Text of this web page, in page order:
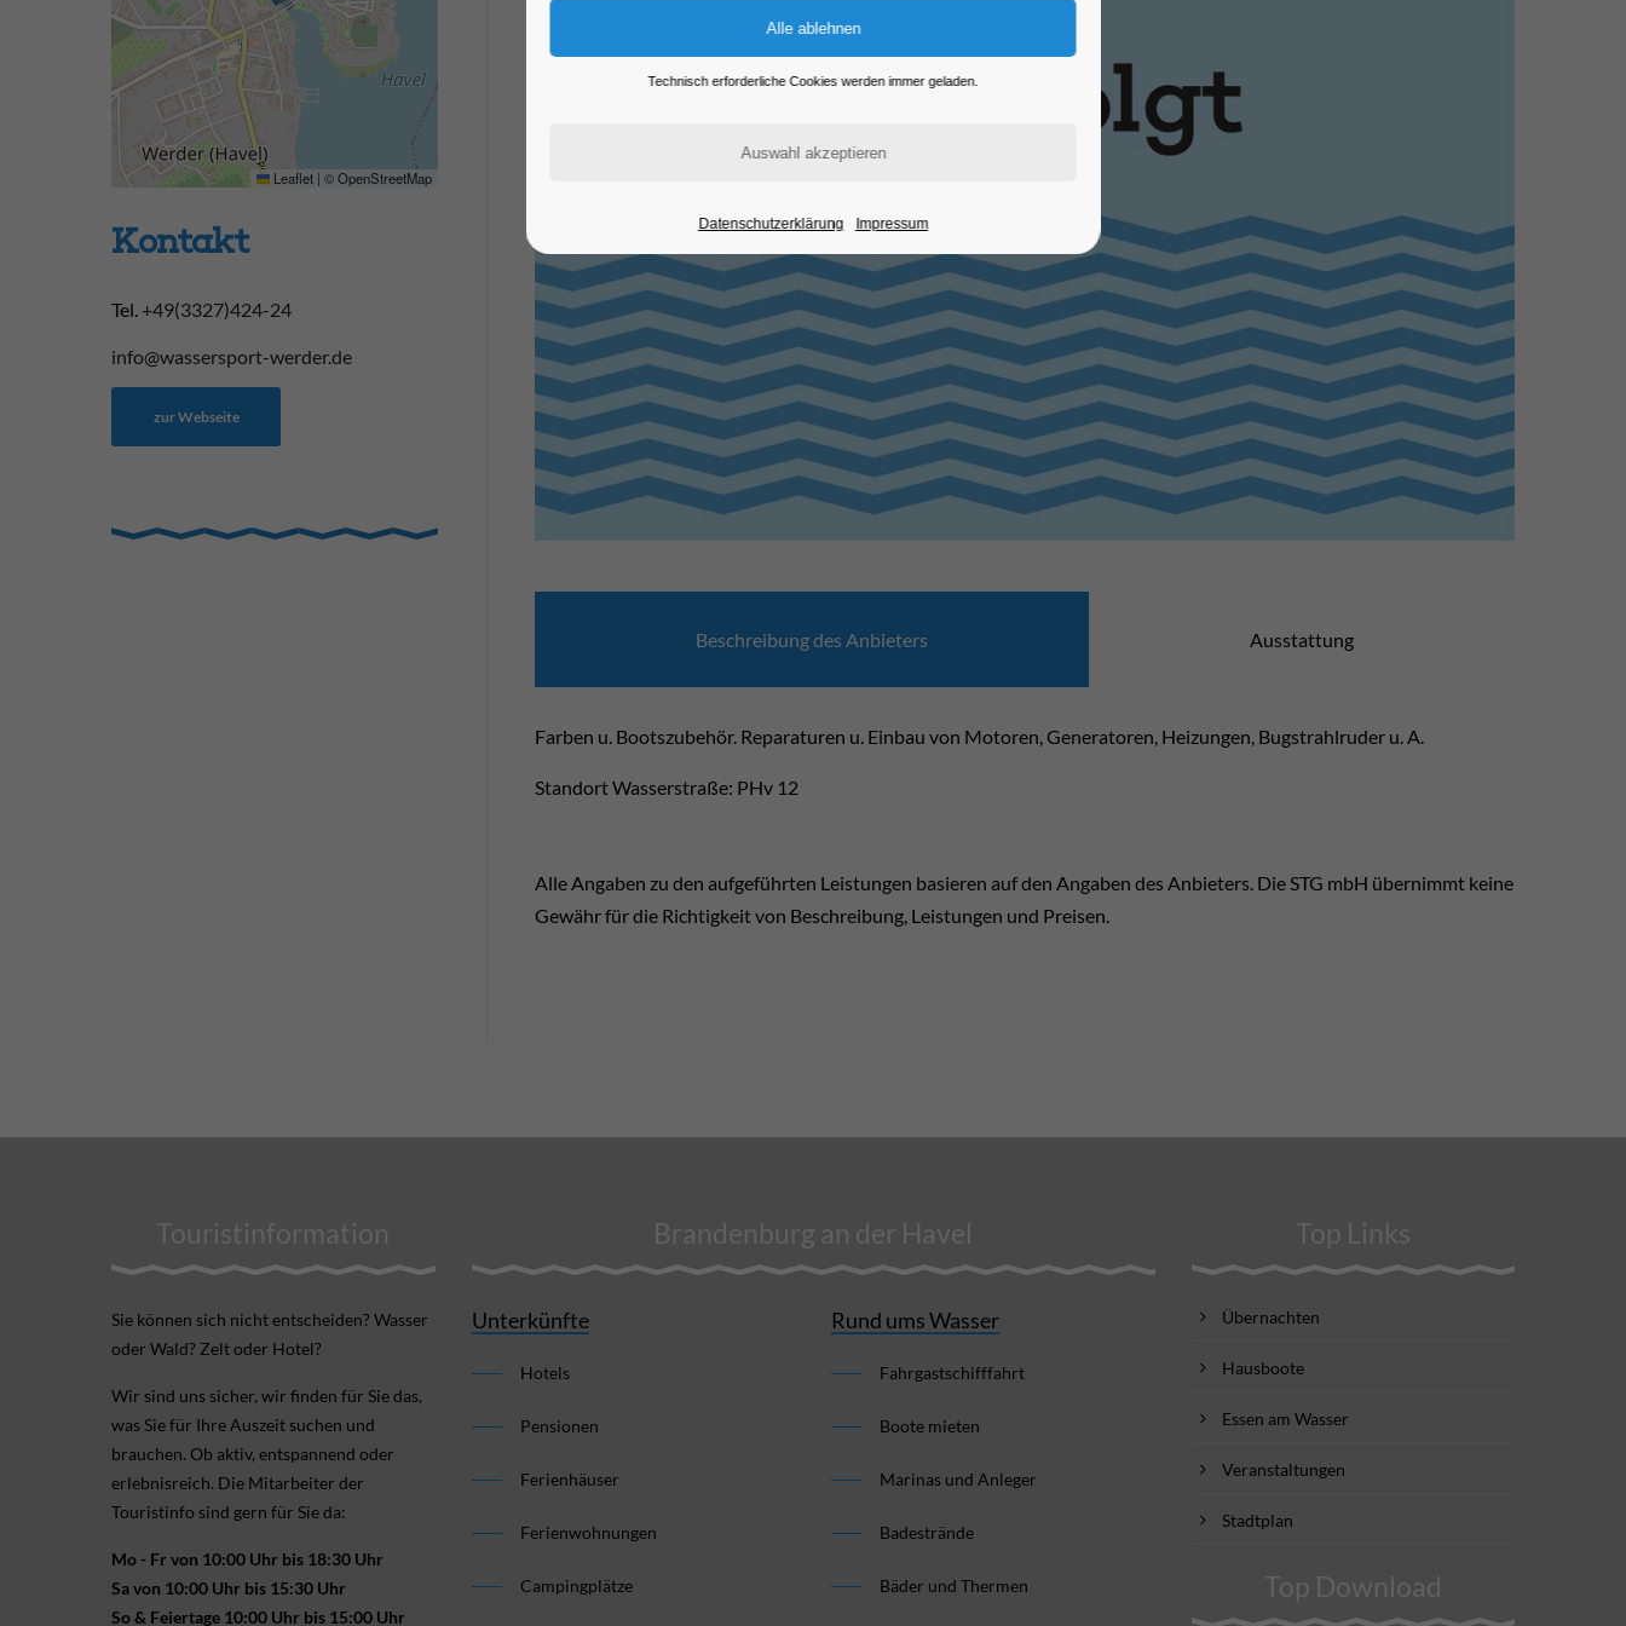
Beschrei­bung des Anbie­ters Ausstattung
Farben u. Bootszubehör. Reparaturen u. Einbau von Motoren, Generatoren, Heizungen, Bugstrahlruder u. A.
Standort Wasserstraße: PHv 12
Alle Angaben zu den aufgeführten Leistungen basieren auf den Angaben des Anbieters. Die STG mbH übernimmt keine
Gewähr für die Richtigkeit von Beschreibung, Leistungen und Preisen.
Leaflet | ©OpenStreetMap
Kontakt
Tel. +49(3327)424-24
info@wassersport-werder.de
zur Webseite
Touristinformation
Sie können sich nicht ent­scheiden? Wasser
oder Wald? Zelt oder Hotel?
Wir sind uns sicher, wir finden für Sie das,
was Sie für Ihre Aus­zeit suchen und
brauchen. Ob aktiv, ent­spannend oder
erlebnis­reich. Die Mitarbeiter der
Touristinfo sind gern für Sie da:
Mo - Fr von 10:00 Uhr bis 18:30 Uhr
Sa von 10:00 Uhr bis 15:30 Uhr
So & Feiertage 10:00 Uhr bis 15:00 Uhr
Brandenburg an der Havel
Unterkünfte
Hotels
Pensionen
Ferienhäuser
Ferienwohnungen
Campingplätze
Rund ums Wasser
Fahrgastschifffahrt
Boote mieten
Marinas und Anleger
Badestrände
Bäder und Thermen
Top Links
Übernachten
Hausboote
Essen am Wasser
Veranstaltungen
Stadtplan
Top Download
Technisch erforderliche Cookies werden immer geladen.
Datenschutzerklärung Impressum